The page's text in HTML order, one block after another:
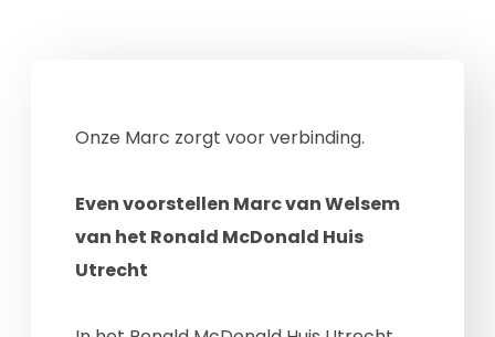
Onze Marc zorgt voor verbinding.
Even voorstellen Marc van Welsem
van het Ronald McDonald Huis
Utrecht